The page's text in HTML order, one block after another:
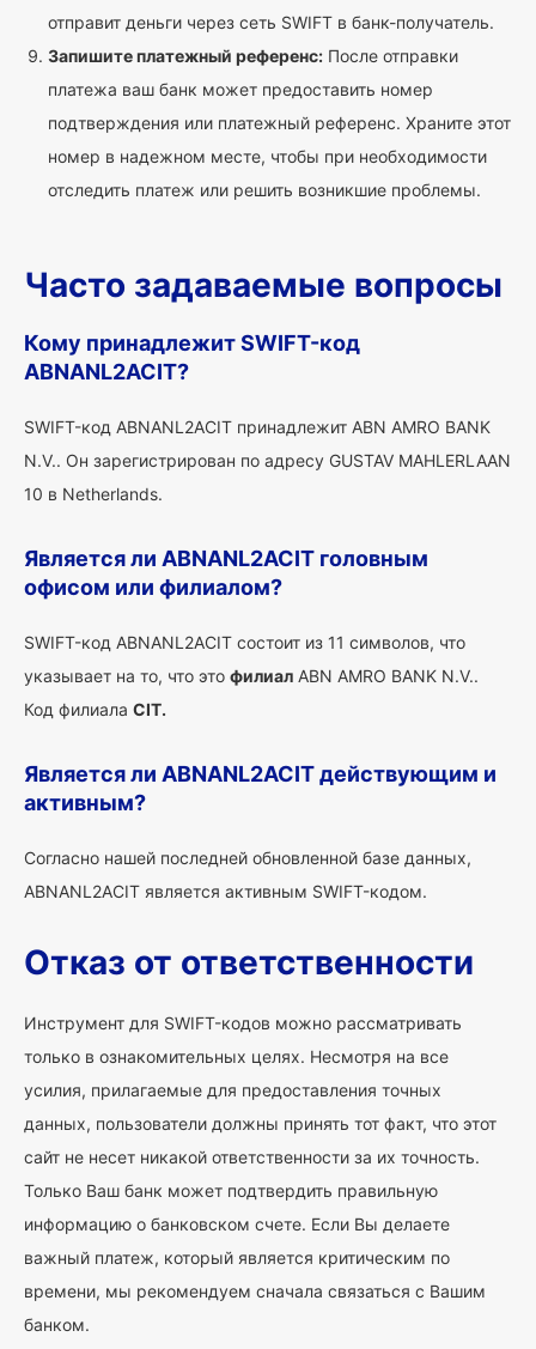
отправит деньги через сеть SWIFT в банк-получатель.
Запишите платежный референс: После отправки
платежа ваш банк может предоставить номер
подтверждения или платежный референс. Храните этот
номер в надежном месте, чтобы при необходимости
отследить платеж или решить возникшие проблемы.
Часто задаваемые вопросы
Кому принадлежит SWIFT-код
ABNANL2ACIT?
SWIFT-код ABNANL2ACIT принадлежит ABN AMRO BANK
N.V.. Он зарегистрирован по адресу GUSTAV MAHLERLAAN
10 в Netherlands.
Является ли ABNANL2ACIT головным
офисом или филиалом?
SWIFT-код ABNANL2ACIT состоит из 11 символов, что
указывает на то, что это филиал ABN AMRO BANK N.V..
Код филиала CIT.
Является ли ABNANL2ACIT действующим и
активным?
Согласно нашей последней обновленной базе данных,
ABNANL2ACIT является активным SWIFT-кодом.
Отказ от ответственности
Инструмент для SWIFT-кодов можно рассматривать
только в ознакомительных целях. Несмотря на все
усилия, прилагаемые для предоставления точных
данных, пользователи должны принять тот факт, что этот
сайт не несет никакой ответственности за их точность.
Только Ваш банк может подтвердить правильную
информацию о банковском счете. Если Вы делаете
важный платеж, который является критическим по
времени, мы рекомендуем сначала связаться с Вашим
банком.